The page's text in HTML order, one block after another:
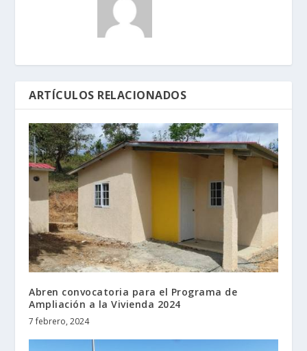
ARTÍCULOS RELACIONADOS
Abren convocatoria para el Programa de
Ampliación a la Vivienda 2024
7 febrero, 2024